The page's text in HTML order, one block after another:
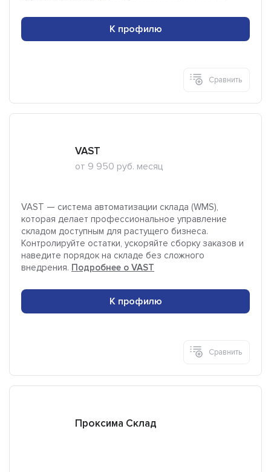
К профилю
Сравнить
VAST
от 9 950 руб. месяц
VAST — система автоматизации склада (WMS),
которая делает профессиональное управление
складом доступным для растущего бизнеса.
Контролируйте остатки, ускоряйте сборку заказов и
наведите порядок на складе без сложного
внедрения. Подробнее о VAST
К профилю
Сравнить
Проксима Склад